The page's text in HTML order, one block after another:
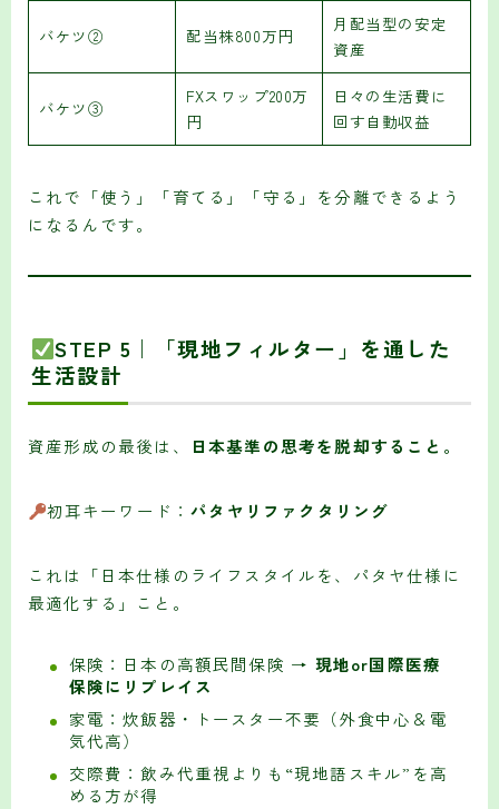
バケツ② 配当株800万円
月配当型の安定
資産
バケツ③
FXスワップ200万
円
日々の生活費に
回す自動収益
これで「使う」「育てる」「守る」を分離できるよう
になるんです。
STEP 5｜「現地フィルター」を通した
生活設計
資産形成の最後は、 日本基準の思考を脱却すること。
初耳キーワード：パタヤリファクタリング
これは「日本仕様のライフスタイルを、パタヤ仕様に
最適化する」こと。
保険：日本の高額民間保険 → 現地or国際医療
保険にリプレイス
家電：炊飯器・トースター不要（外食中心＆電
気代高）
交際費：飲み代重視よりも“現地語スキル”を高
める方が得